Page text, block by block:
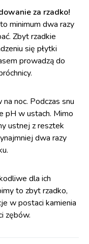
za rzadko!
minimum dwa razy
Zbyt rzadkie
się płytki
prowadzą do
noc. Podczas snu
pH w ustach. Mimo
ustnej z resztek
dwa razy
dla ich
to zbyt rzadko,
w postaci kamienia
zębów.